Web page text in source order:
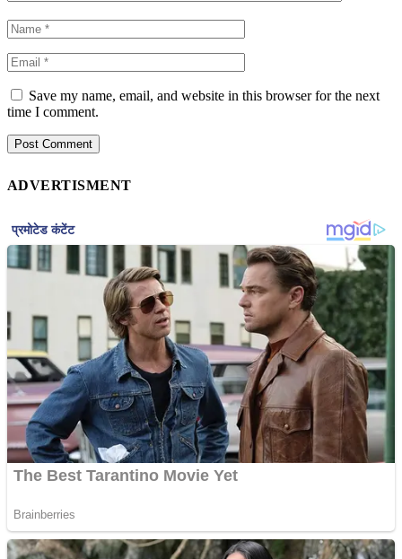
Save my name, email, and website in this browser for the next
time I comment.
ADVERTISMENT